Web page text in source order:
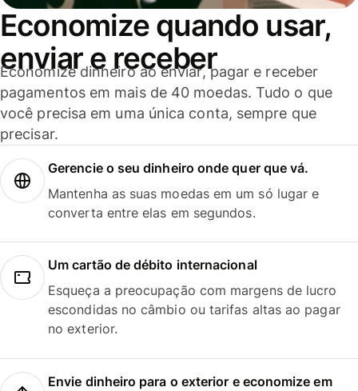
Economize quando usar,
enviar e receber
Economize dinheiro ao enviar, pagar e receber
pagamentos em mais de 40 moedas. Tudo o que
você precisa em uma única conta, sempre que
precisar.
Gerencie o seu dinheiro onde quer que vá.
Mantenha as suas moedas em um só lugar e
converta entre elas em segundos.
Um cartão de débito internacional
Esqueça a preocupação com margens de lucro
escondidas no câmbio ou tarifas altas ao pagar
no exterior.
Envie dinheiro para o exterior e economize em